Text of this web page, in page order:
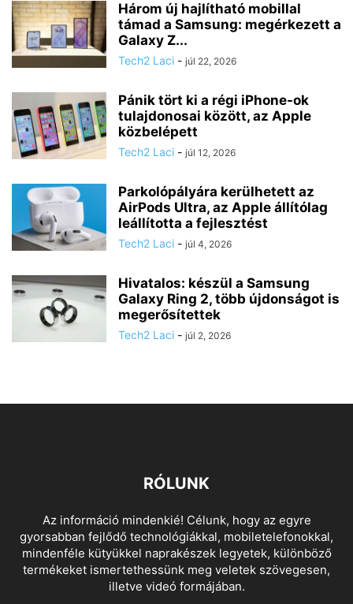
Három új hajlítható mobillal
támad a Samsung: megérkezett a
Galaxy Z...
Tech2 Laci - júl 22, 2026
Pánik tört ki a régi iPhone-ok
tulajdonosai között, az Apple
közbelépett
Tech2 Laci - júl 12, 2026
Parkolópályára kerülhetett az
AirPods Ultra, az Apple állítólag
leállította a fejlesztést
Tech2 Laci - júl 4, 2026
Hivatalos: készül a Samsung
Galaxy Ring 2, több újdonságot is
megerősítettek
Tech2 Laci - júl 2, 2026
RÓLUNK
Az információ mindenkié! Célunk, hogy az egyre
gyorsabban fejlődő technológiákkal, mobiletelefonokkal,
mindenféle kütyükkel naprakészek legyetek, különböző
termékeket ismertethessünk meg veletek szövegesen,
illetve videó formájában.